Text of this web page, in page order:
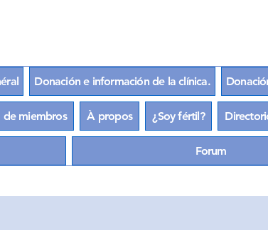
Donación e información de la clínica.
de miembros À propos ¿Soy fértil?
Forum